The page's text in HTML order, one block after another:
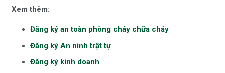
Xem thêm:
Đăng ký an toàn phòng cháy chữa cháy
Đăng ký An ninh trật tự
Đăng ký kinh doanh